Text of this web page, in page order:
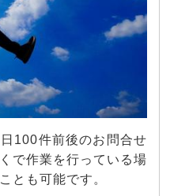
100件前後のお問合せ
で作業を行っている場
とも可能です。